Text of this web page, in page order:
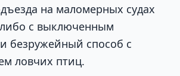
на маломерных судах
либо с выключенным
безружейный способ с
ловчих птиц.